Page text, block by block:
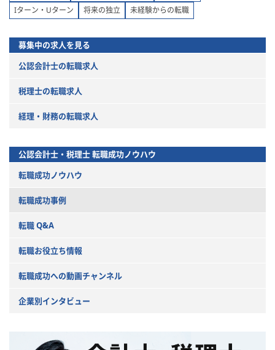
Iターン・Uターン
将来の独立 未経験からの転職
募集中の求人を見る
公認会計士の転職求人
税理士の転職求人
経理・財務の転職求人
公認会計士・税理士転職成功ノウハウ
転職成功ノウハウ
転職成功事例
転職 Q&A
転職お役立ち情報
転職成功への動画チャンネル
企業別インタビュー